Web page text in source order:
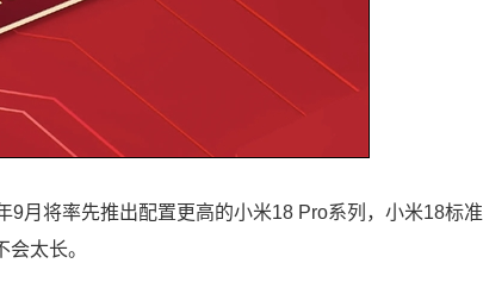
月将率先推出配置更高的小米18 Pro系列，小米18标准
太长。